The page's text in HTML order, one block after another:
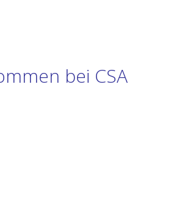
bei CSA